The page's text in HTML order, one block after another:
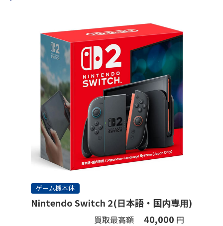
ゲーム機本体
Nintendo Switch 2(日本語・国内専用)
買取最高額 40,000 円